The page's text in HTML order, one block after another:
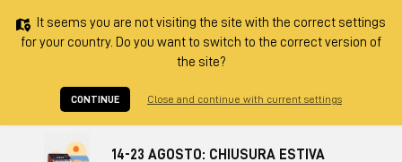
It seems you are not visiting the site with the correct settings
for your country. Do you want to switch to the correct version of
the site?
CONTINUE Close and continue with current settings
14-23 AGOSTO: CHIUSURA ESTIVA